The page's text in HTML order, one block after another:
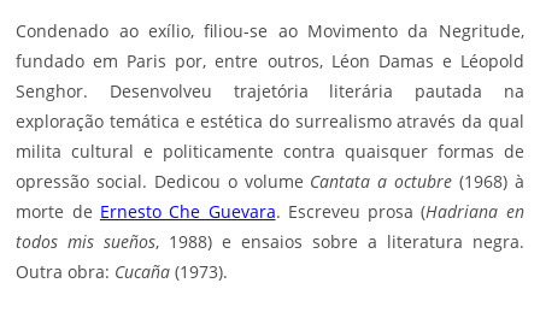
Condenado ao exílio, filiou-se ao Movimento da Negritude,
fundado em Paris por, entre outros, Léon Damas e Léopold
Senghor. Desenvolveu trajetória literária pautada na
exploração temática e estética do surrealismo através da qual
milita cultural e politicamente contra quaisquer formas de
opressão social. Dedicou o volume Cantata a octubre (1968) à
morte de Ernesto Che Guevara. Escreveu prosa (Hadriana en
todos mis sueños, 1988) e ensaios sobre a literatura negra.
Outra obra: Cucaña(1973).